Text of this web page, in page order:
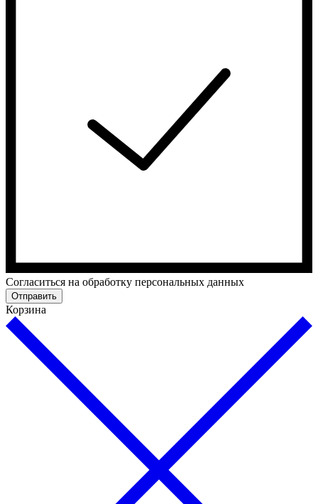
Cогласиться на обработку персональных данных
Отправить
Корзина